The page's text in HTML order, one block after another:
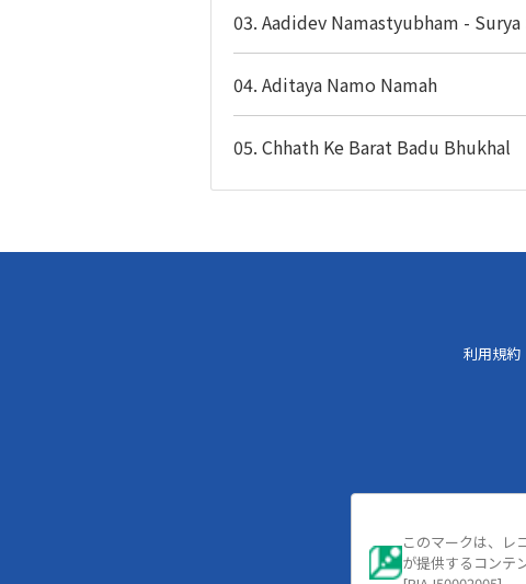
03. Aadidev Namastyubham -
04. Aditaya Namo Namah
05. Chhath Ke Barat Badu Bhukhal
利用規約
このマークは、レ
が提供するコンテ